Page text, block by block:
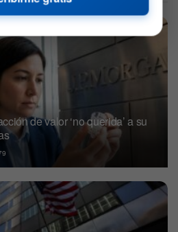
de valor ‘no querida’ a su